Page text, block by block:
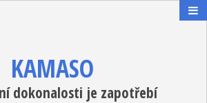
KAMASO
dokonalosti je zapotřebí